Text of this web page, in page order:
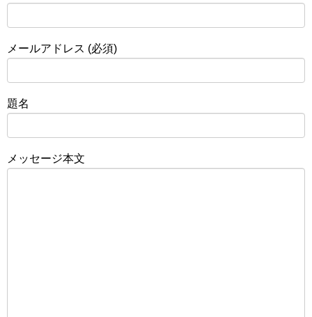
メールアドレス (必須)
題名
メッセージ本文